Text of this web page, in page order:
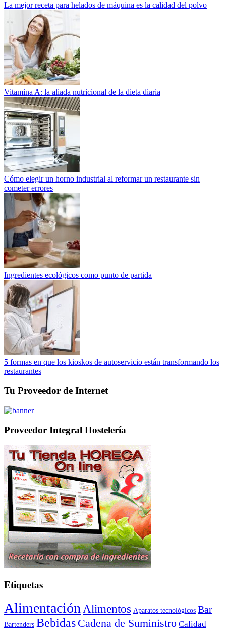
La mejor receta para helados de máquina es la calidad del polvo
Vitamina A: la aliada nutricional de la dieta diaria
Cómo elegir un horno industrial al reformar un restaurante sin
cometer errores
Ingredientes ecológicos como punto de partida
5 formas en que los kioskos de autoservicio están transformando los
restaurantes
Tu Proveedor de Internet
Proveedor Integral Hostelería
Etiquetas
Alimentación Alimentos Aparatos tecnológicos Bar
Bartenders Bebidas Cadena de Suministro Calidad